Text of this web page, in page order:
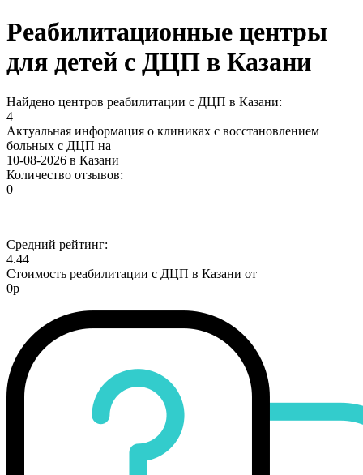
Реабилитационные центры
для детей с ДЦП в Казани
Найдено центров реабилитации с ДЦП в Казани:
4
Актуальная информация о клиниках с восстановлением
больных с ДЦП на
10-08-2026 в Казани
Количество отзывов:
0
Средний рейтинг:
4.44
Стоимость реабилитации с ДЦП в Казани от
0р